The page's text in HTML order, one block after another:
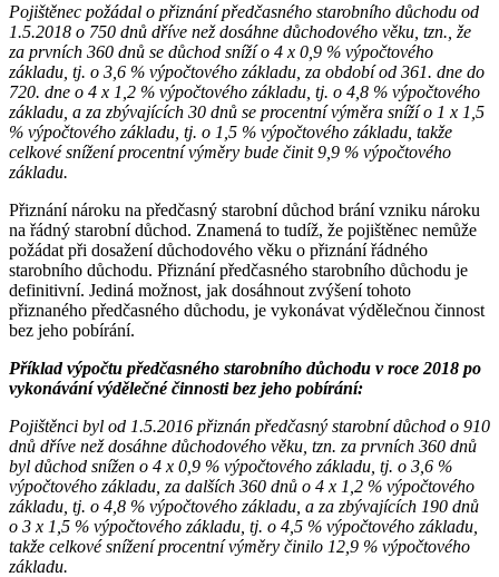
Pojištěnec požádal o přiznání předčasného starobního důchodu od
1.5.2018 o 750 dnů dříve než dosáhne důchodového věku, tzn., že
za prvních 360 dnů se důchod sníží o 4 x 0,9 % výpočtového
základu, tj. o 3,6 % výpočtového základu, za období od 361. dne do
720. dne o 4 x 1,2 % výpočtového základu, tj. o 4,8 % výpočtového
základu, a za zbývajících 30 dnů se procentní výměra sníží o 1 x 1,5
% výpočtového základu, tj. o 1,5 % výpočtového základu, takže
celkové snížení procentní výměry bude činit 9,9 % výpočtového
základu.
Přiznání nároku na předčasný starobní důchod brání vzniku nároku
na řádný starobní důchod. Znamená to tudíž, že pojištěnec nemůže
požádat při dosažení důchodového věku o přiznání řádného
starobního důchodu. Přiznání předčasného starobního důchodu je
definitivní. Jediná možnost, jak dosáhnout zvýšení tohoto
přiznaného předčasného důchodu, je vykonávat výdělečnou činnost
bez jeho pobírání.
Příklad výpočtu předčasného starobního důchodu v roce 2018 po
vykonávání výdělečné činnosti bez jeho pobírání:
Pojištěnci byl od 1.5.2016 přiznán předčasný starobní důchod o 910
dnů dříve než dosáhne důchodového věku, tzn. za prvních 360 dnů
byl důchod snížen o 4 x 0,9 % výpočtového základu, tj. o 3,6 %
výpočtového základu, za dalších 360 dnů o 4 x 1,2 % výpočtového
základu, tj. o 4,8 % výpočtového základu, a za zbývajících 190 dnů
o 3 x 1,5 % výpočtového základu, tj. o 4,5 % výpočtového základu,
takže celkové snížení procentní výměry činilo 12,9 % výpočtového
základu.